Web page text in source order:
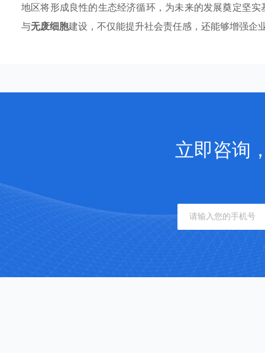
地区将形成良性的生态经济循环，为未来的发展奠定坚
与无废细胞建设，不仅能提升社会责任感，还能够增强企
立即咨询